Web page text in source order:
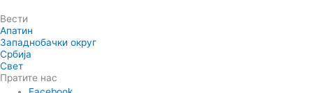
Вести
Апатин
Западнобачки округ
Србија
Свет
Пратите нас